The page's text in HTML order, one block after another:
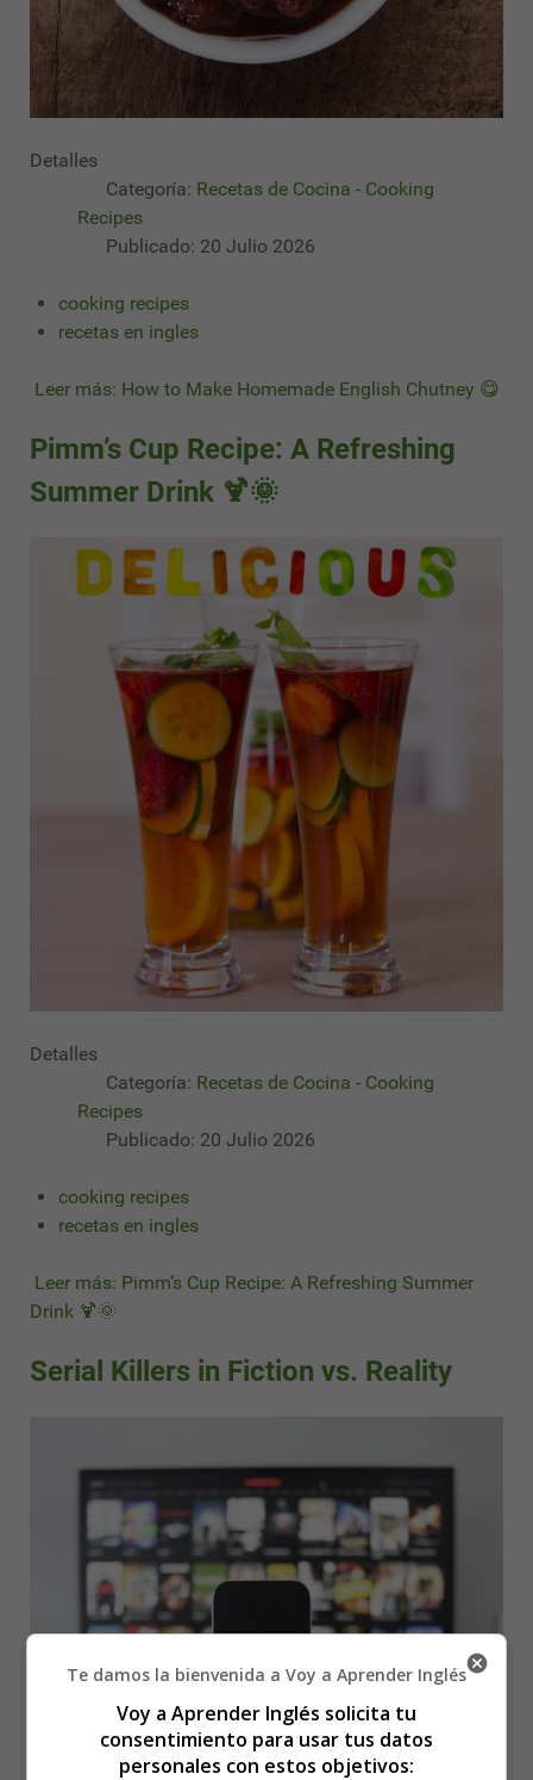
Detalles
Categoría: Recetas de Cocina - Cooking
Recipes
Publicado: 20 Julio 2026
cooking recipes
recetas en ingles
Leer más: How to Make Homemade English Chutney 😋
Pimm’s Cup Recipe: A Refreshing
Summer Drink 🍹🌞
Detalles
Categoría: Recetas de Cocina - Cooking
Recipes
Publicado: 20 Julio 2026
cooking recipes
recetas en ingles
Leer más: Pimm’s Cup Recipe: A Refreshing Summer
Drink 🍹🌞
Serial Killers in Fiction vs. Reality
Te damos la bienvenida a Voy a Aprender Inglés
Voy a Aprender Inglés solicita tu
consentimiento para usar tus datos
personales con estos objetivos: